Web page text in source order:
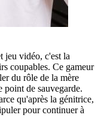
jeu vidéo, c'est la
coupables. Ce gameur
du rôle de la mère
point de sauvegarde.
qu'après la génitrice,
pour continuer à